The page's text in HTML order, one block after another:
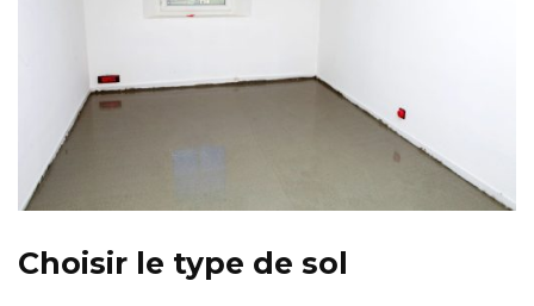
Choisir le type de sol